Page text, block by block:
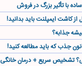
با تأثیر بزرگ در فروش
جذابه؟
جذب که باید مطالعه کنید!
تشخیص سریع + درمان خانگی